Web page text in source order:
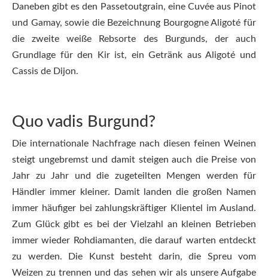
Daneben gibt es den Passetoutgrain, eine Cuvée aus Pinot
und Gamay, sowie die Bezeichnung Bourgogne Aligoté für
die zweite weiße Rebsorte des Burgunds, der auch
Grundlage für den Kir ist, ein Getränk aus Aligoté und
Cassis de Dijon.
Quo vadis Burgund?
Die internationale Nachfrage nach diesen feinen Weinen
steigt ungebremst und damit steigen auch die Preise von
Jahr zu Jahr und die zugeteilten Mengen werden für
Händler immer kleiner. Damit landen die großen Namen
immer häufiger bei zahlungskräftiger Klientel im Ausland.
Zum Glück gibt es bei der Vielzahl an kleinen Betrieben
immer wieder Rohdiamanten, die darauf warten entdeckt
zu werden. Die Kunst besteht darin, die Spreu vom
Weizen zu trennen und das sehen wir als unsere Aufgabe